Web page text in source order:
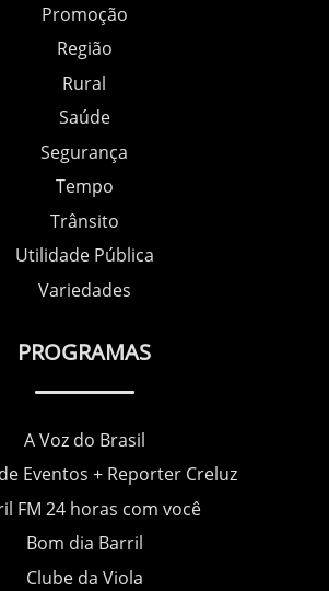
Promoção
Região
Rural
Saúde
Segurança
Tempo
Trânsito
Utilidade Pública
Variedades
PROGRAMAS
A Voz do Brasil
Eventos + Reporter Creluz
FM 24 horas com você
Bom dia Barril
Clube da Viola